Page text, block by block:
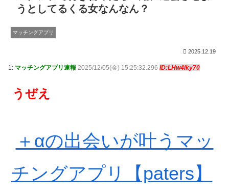
うとしてるくる女なんなん？
マッチングアプリ
2025.12.19
1: マッチングアプリ速報 2025/12/05(金) 15:25:32.296 ID:LHw4iky70
うぜえ
＋αの出会いが叶うマッ
チングアプリ【paters】